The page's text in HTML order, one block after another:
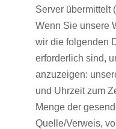
Server übermittelt
Wenn Sie unsere
wir die folgenden
erforderlich sind,
anzuzeigen:
und Uhrzeit zum
Menge der
Quelle/Verweis,